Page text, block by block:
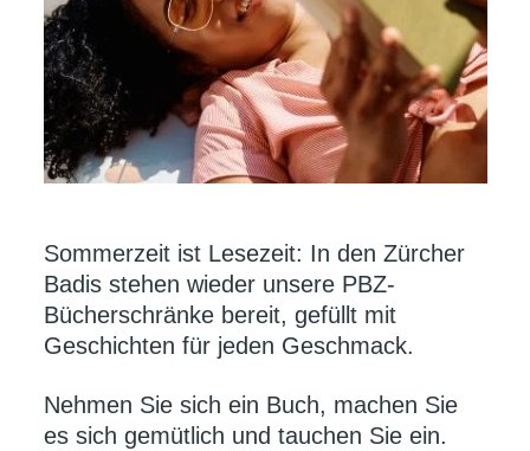
Sommerzeit ist Lesezeit: In den Zürcher
Badis stehen wieder unsere PBZ-
Bücherschränke bereit, gefüllt mit
Geschichten für jeden Geschmack.
Nehmen Sie sich ein Buch, machen Sie
es sich gemütlich und tauchen Sie ein.